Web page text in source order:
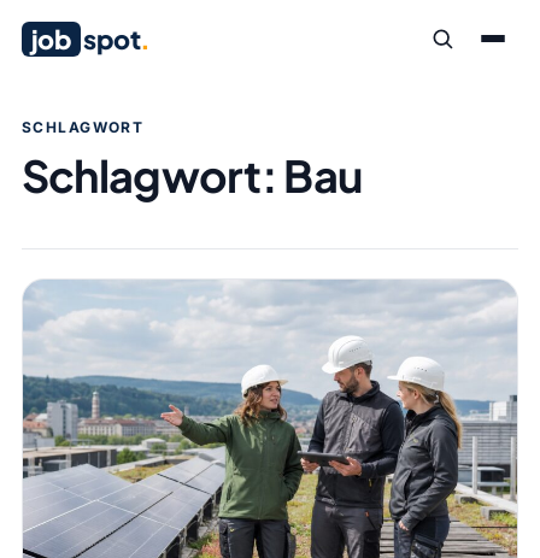
job spot.
SCHLAGWORT
Schlagwort: Bau